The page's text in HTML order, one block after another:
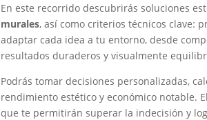
En este recorrido descubrirás soluciones
murales, así como criterios técnicos clave:
adaptar cada idea a tu entorno, desde
resultados duraderos y visualmente
Podrás tomar decisiones personalizadas,
rendimiento estético y económico notable.
que te permitirán superar la indecisión y